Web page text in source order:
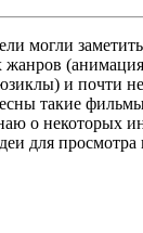
могли
и почти
такие
о некоторых
для просмотра